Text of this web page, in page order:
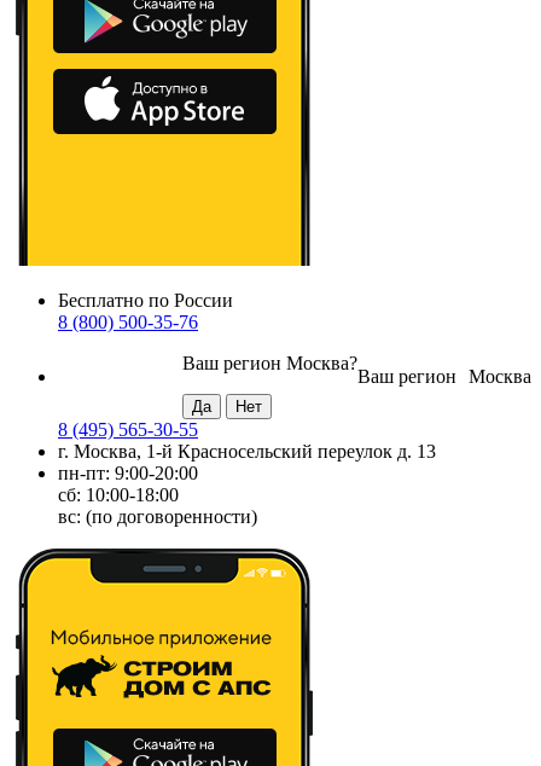
Бесплатно по России
8 (800) 500-35-76
Москва
Ваш регион
Ваш регион Москва?
8 (495) 565-30-55
г. Москва, 1-й Красносельский переулок д. 13
пн-пт: 9:00-20:00
сб: 10:00-18:00
вс: (по договоренности)